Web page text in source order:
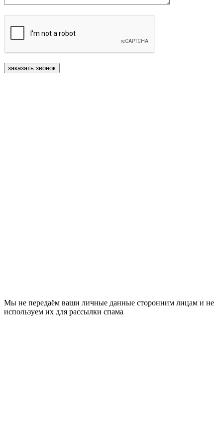
Мы не передаём ваши личные данные сторонним лицам и не
используем их для рассылки спама